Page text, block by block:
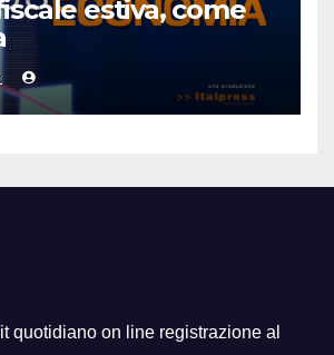
estiva, come
quotidiano on line registrazione al